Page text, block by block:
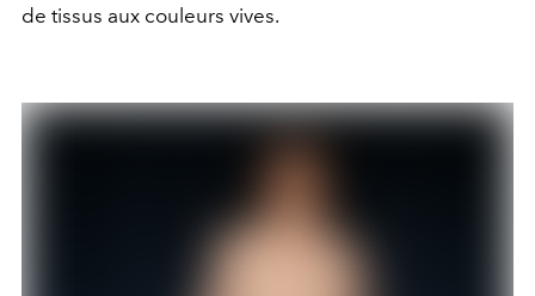
de tissus aux couleurs vives.